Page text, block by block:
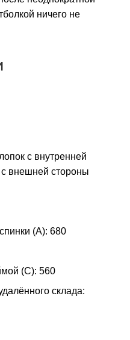
ничего не
с внутренней
внешней стороны
(A): 680
(С): 560
склада: